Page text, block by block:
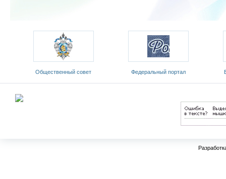
Общественный совет
Министерства образования и
Федеральный портал
«Российское образование»